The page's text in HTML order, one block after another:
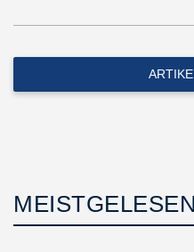
MEISTGELESEN